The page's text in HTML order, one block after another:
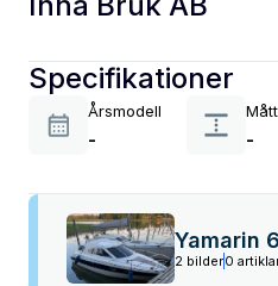
Specifikationer
Årsmodell
-
Mått
-
Yamarin
2 bilder0